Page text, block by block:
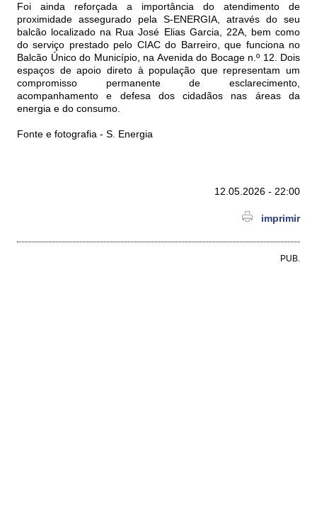
Foi ainda reforçada a importância do atendimento de
proximidade assegurado pela S-ENERGIA, através do seu
balcão localizado na Rua José Elias Garcia, 22A, bem como
do serviço prestado pelo CIAC do Barreiro, que funciona no
Balcão Único do Município, na Avenida do Bocage n.º 12. Dois
espaços de apoio direto à população que representam um
compromisso permanente de esclarecimento,
acompanhamento e defesa dos cidadãos nas áreas da
energia e do consumo.
Fonte e fotografia - S. Energia
12.05.2026 - 22:00
imprimir
PUB.